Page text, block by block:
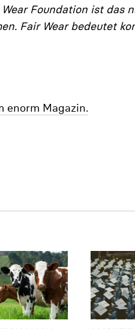
Foundation ist das
Fair Wear bedeutet
enorm Magazin.